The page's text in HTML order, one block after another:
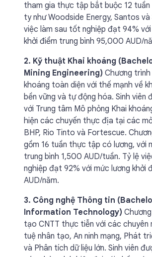
tham gia thực tập bắt buộc 12
ty như Woodside Energy, Santos và
việc làm sau tốt nghiệp đạt 94%
khởi điểm trung bình 95,000 AUD/
2. Kỹ thuật Khai khoáng
Mining Engineering) Chương
khoáng toàn diện với thế mạnh về
bền vững và tự động hóa. Sinh viên
với Trung tâm Mô phỏng Khai
hiện các chuyến thực địa tại các
BHP, Rio Tinto và Fortescue.
gồm 16 tuần thực tập có lương, với
trung bình 1,500 AUD/tuần. Tỷ lệ
nghiệp đạt 92% với mức lương khởi
AUD/năm.
3. Công nghệ Thông tin
Information Technology)
tạo CNTT thực tiễn với các chuyên
tuệ nhân tạo, An ninh mạng, Phát
và Phân tích dữ liệu lớn. Sinh viên